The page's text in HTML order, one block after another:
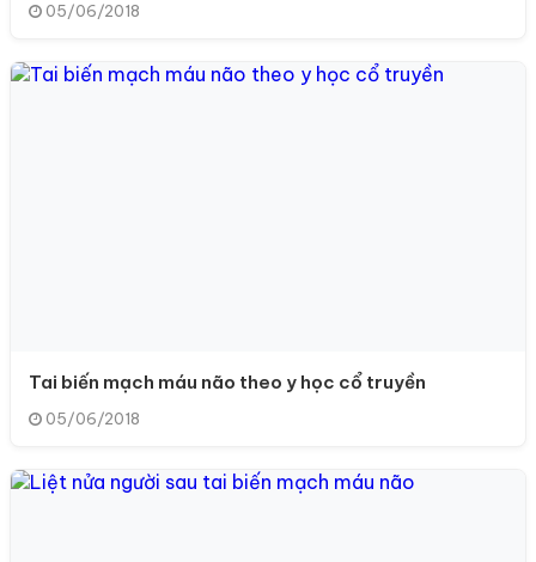
05/06/2018
Tai biến mạch máu não theo y học cổ truyền
05/06/2018